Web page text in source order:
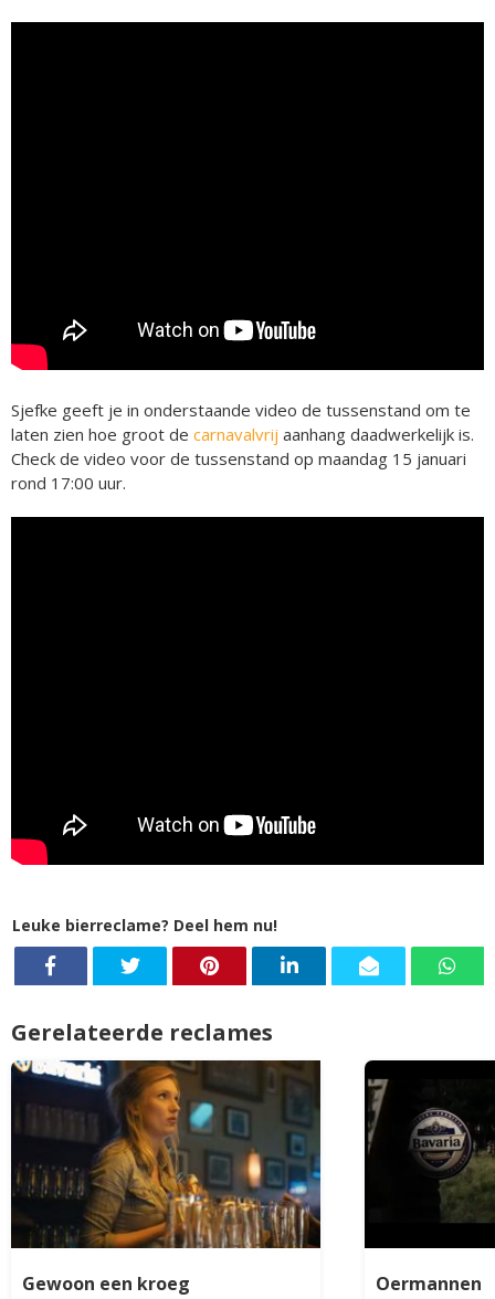
Sjefke geeft je in onderstaande video de tussenstand om te
laten zien hoe groot de carnavalvrij aanhang daadwerkelijk is.
Check de video voor de tussenstand op maandag 15 januari
rond 17:00 uur.
Leuke bierreclame? Deel hem nu!
Gerelateerde reclames
Gewoon een kroeg Oermannen